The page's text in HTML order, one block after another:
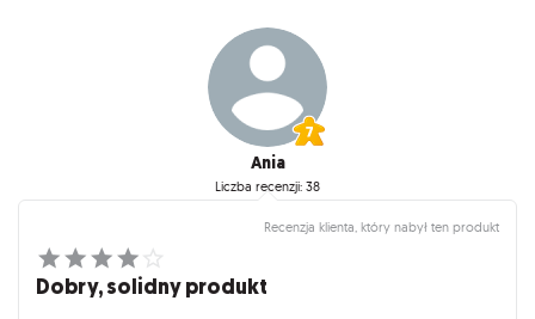
Ania
Liczba recenzji: 38
Recenzja klienta, który nabył ten produkt
Dobry, solidny produkt